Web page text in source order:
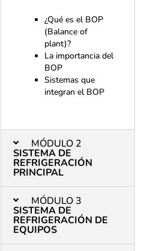
¿Qué es el BOP
(Balance of
plant)?
La importancia del
BOP
Sistemas que
integran el BOP
MÓDULO 2
SISTEMA DE
REFRIGERACIÓN
PRINCIPAL
MÓDULO 3
SISTEMA DE
REFRIGERACIÓN DE
EQUIPOS